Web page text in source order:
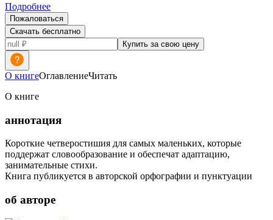
Подробнее
Пожаловаться
Скачать бесплатно
Купить за свою цену
О книгеОглавлениеЧитать
О книге
аннотация
Короткие четверостишия для самых маленьких, которые
поддержат словообразование и обеспечат адаптацию,
занимательные стихи.
Книга публикуется в авторской орфографии и пунктуации
об авторе